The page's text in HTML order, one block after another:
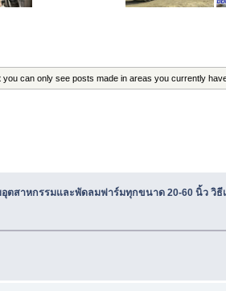
can only see posts made in areas you currently
อุตสาหกรรมและพัดลมฟาร์มทุกขนาด 20-60 นิ้ว วิธี